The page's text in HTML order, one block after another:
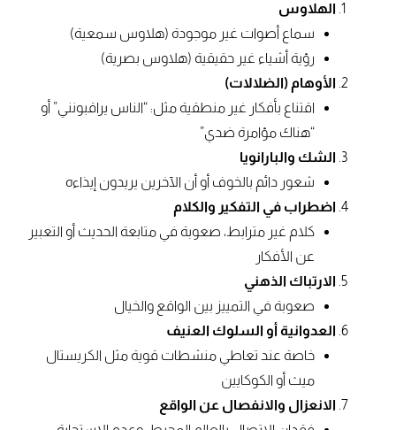
الهلاوس
سماع أصوات غير موجودة (هلاوس سمعية)
رؤية أشياء غير حقيقية (هلاوس بصرية)
الأوهام (الضلالات)
اقتناع بأفكار غير منطقية مثل: “الناس يراقبونني” أو
“هناك مؤامرة ضدي”
الشك والبارانويا
شعور دائم بالخوف أو أن الآخرين يريدون إيذاءه
اضطراب في التفكير والكلام
كلام غير مترابط، صعوبة في متابعة الحديث أو التعبير
عن الأفكار
الارتباك الذهني
صعوبة في التمييز بين الواقع والخيال
العدوانية أو السلوك العنيف
خاصة عند تعاطي منشطات قوية مثل الكريستال
ميث أو الكوكايين
الانعزال والانفصال عن الواقع